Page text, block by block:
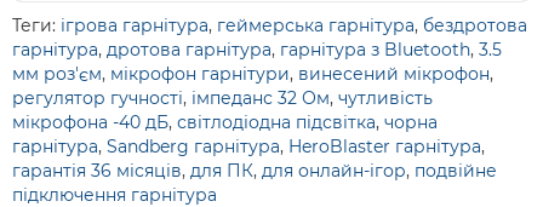
Теги: ігрова гарнітура, геймерська гарнітура, бездротова
гарнітура, дротова гарнітура, гарнітура з Bluetooth, 3.5
мм роз'єм, мікрофон гарнітури, винесений мікрофон,
регулятор гучності, імпеданс 32 Ом, чутливість
мікрофона -40 дБ, світлодіодна підсвітка, чорна
гарнітура, Sandberg гарнітура, HeroBlaster гарнітура,
гарантія 36 місяців, для ПК, для онлайн-ігор, подвійне
підключення гарнітура